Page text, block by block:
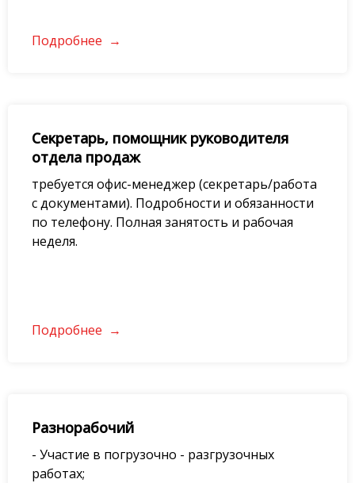
Подробнее
Секретарь, помощник руководителя
отдела продаж
требуется офис-менеджер (секретарь/работа
с документами). Подробности и обязанности
по телефону. Полная занятость и рабочая
неделя.
Подробнее
Разнорабочий
- Участие в погрузочно - разгрузочных
работах;